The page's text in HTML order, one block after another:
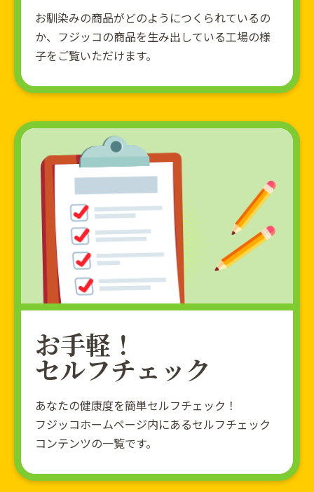
お馴染みの商品がどのようにつくられているの
か、フジッコの商品を生み出している工場の様
子をご覧いただけます。
お手軽！
セルフチェック
あなたの健康度を簡単セルフチェック！
フジッコホームページ内にあるセルフチェック
コンテンツの一覧です。